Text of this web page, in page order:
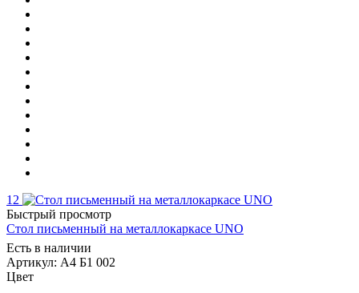
12
Быстрый просмотр
Стол письменный на металлокаркасе UNO
Есть в наличии
Артикул: А4 Б1 002
Цвет